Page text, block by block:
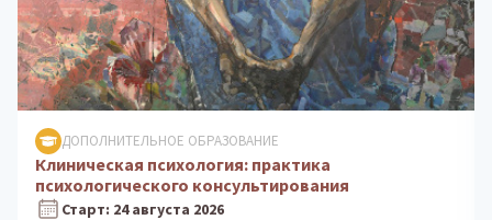
ДОПОЛНИТЕЛЬНОЕ ОБРАЗОВАНИЕ
Психологическое консультирование: теория и
практика
Старт: 5 октября 2026